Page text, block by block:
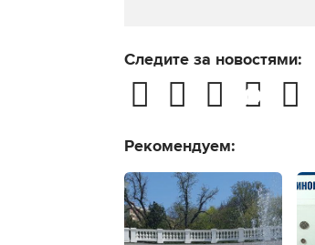
Следите за новостями:
Рекомендуем: